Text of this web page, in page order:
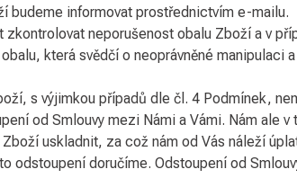
budeme informovat prostřednictvím e-mailu.
neporušenost obalu Zboží a v
která svědčí o neoprávněné
s výjimkou případů dle čl. 4 Podmínek,
od Smlouvy mezi Námi a Vámi. Nám ale
uskladnit, za což nám od Vás náleží
odstoupení doručíme. Odstoupení od